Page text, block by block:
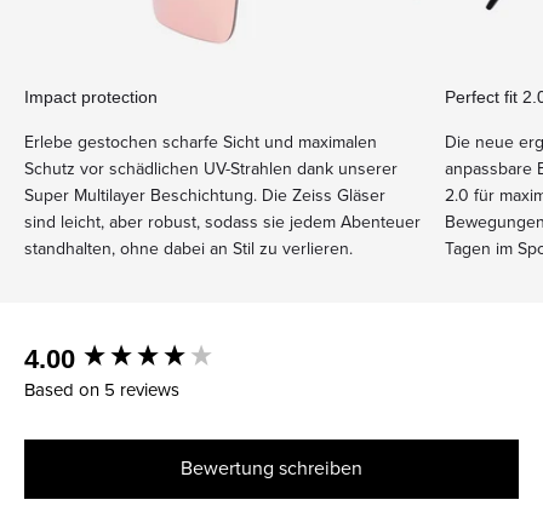
Impact protection
Erlebe gestochen scharfe Sicht und maximalen
Schutz vor schädlichen UV-Strahlen dank unserer
Super Multilayer Beschichtung. Die Zeiss Gläser
sind leicht, aber robust, sodass sie jedem Abenteuer
standhalten, ohne dabei an Stil zu verlieren.
Perfect fit
Die neue
anpassbare
2.0 für
Tagen im
4.00
Based on 5 reviews
Bewertung schreiben
New content loaded